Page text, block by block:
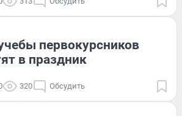
первокурсников
в праздник
320 Обсудить